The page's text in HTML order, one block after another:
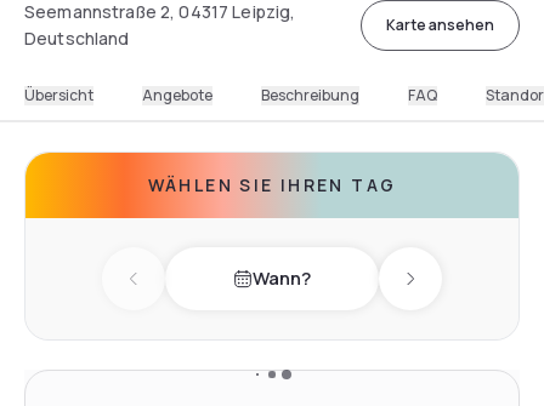
Seemannstraße 2, 04317 Leipzig,
Deutschland
Karte ansehen
Übersicht Angebote Beschreibung FAQ
WÄHLEN SIE IHREN TAG
Previous day Wann? Next day